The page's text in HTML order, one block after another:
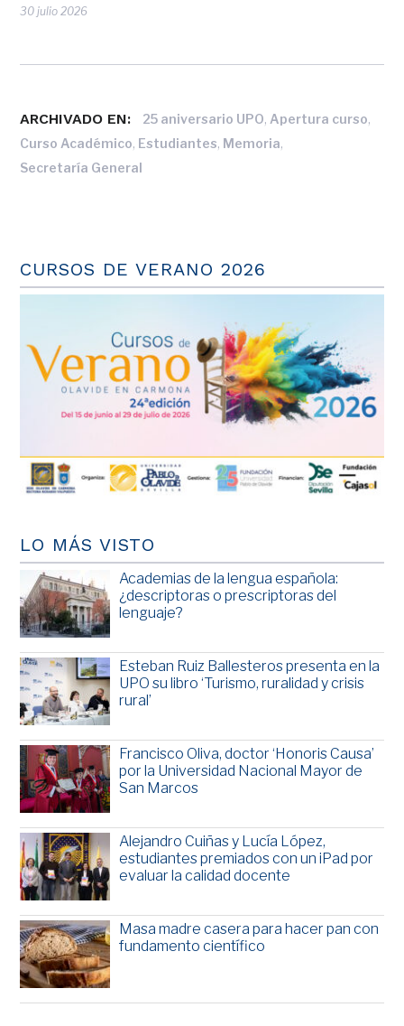
30 julio 2026
ARCHIVADO EN: 25 aniversario UPO,Apertura curso,
Curso Académico, Estudiantes, Memoria,
Secretaría General
CURSOS DE VERANO 2026
LO MÁS VISTO
Academias de la lengua española:
¿descriptoras o prescriptoras del
lenguaje?
Esteban Ruiz Ballesteros presenta en la
UPO su libro ‘Turismo, ruralidad y crisis
rural’
Francisco Oliva, doctor ‘Honoris Causa’
por la Universidad Nacional Mayor de
San Marcos
Alejandro Cuiñas y Lucía López,
estudiantes premiados con un iPad por
evaluar la calidad docente
Masa madre casera para hacer pan con
fundamento científico